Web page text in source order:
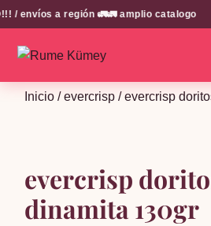
envíos a región 🚛🚛 amplio catalogo
Inicio /evercrisp / evercrisp
evercrisp
dinamita 130gr